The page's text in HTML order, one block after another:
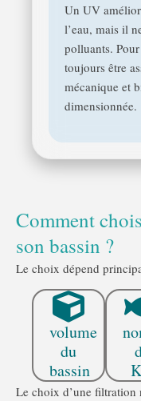
Un UV
l’eau, mais il
polluants.
toujours être
mécanique et
dimensionnée.
Comment
son bassin ?
Le choix dépend
volume
du
bassin
Le choix d’une filtration